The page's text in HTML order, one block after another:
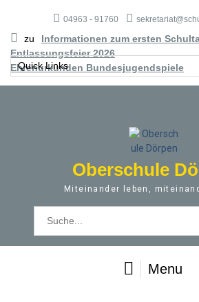
04963 - 91760
zu
Informationen zum ersten
Entlassungsfeier 2026
Ehrenurkunden Bundesjugendspiele
Quick Links
Oberschule
Miteinander leben,
Menu